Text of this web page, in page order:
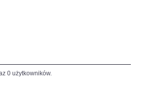
0 użytkowników.